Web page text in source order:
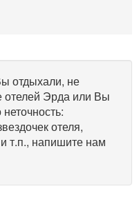
отдыхали, не
отелей Эрда или Вы
отеля,
т.п., напишите нам